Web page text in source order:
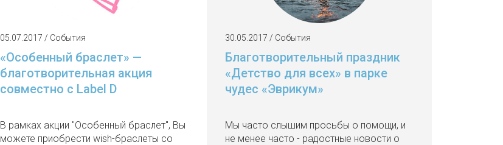
05.07.2017 / События
«Особенный браслет» —
благотворительная акция
совместно с Label D
В рамках акции "Особенный браслет", Вы
можете приобрести wish-браслеты со
30.05.2017 / События
Благотворительный праздник
«Детство для всех» в парке
чудес «Эврикум»
Мы часто слышим просьбы о помощи, и
не менее часто - радостные новости о